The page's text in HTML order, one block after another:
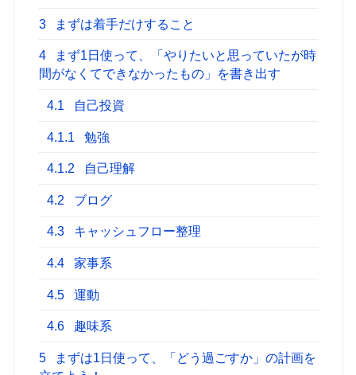
3 まずは着手だけすること
4
まず1日使って、「やりたいと思っていたが時
間がなくてできなかったもの」を書き出す
4.1 自己投資
4.1.1 勉強
4.1.2 自己理解
4.2 ブログ
4.3 キャッシュフロー整理
4.4 家事系
4.5 運動
4.6 趣味系
5
まずは1日使って、「どう過ごすか」の計画を